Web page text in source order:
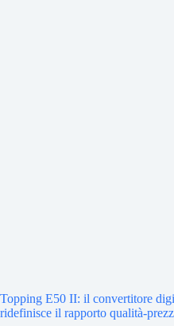
Topping E50 II: il convertitore
ridefinisce il rapporto qualità-